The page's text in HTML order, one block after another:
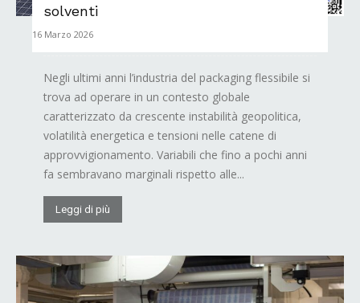
solventi
16 Marzo 2026
Negli ultimi anni l’industria del packaging flessibile si
trova ad operare in un contesto globale
caratterizzato da crescente instabilità geopolitica,
volatilità energetica e tensioni nelle catene di
approvvigionamento. Variabili che fino a pochi anni
fa sembravano marginali rispetto alle...
Leggi di più